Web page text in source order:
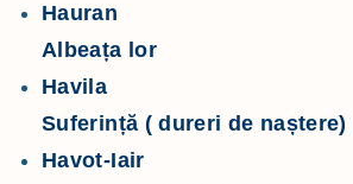
Hauran
Albeața lor
Havila
Suferință ( dureri de naștere)
Havot-Iair